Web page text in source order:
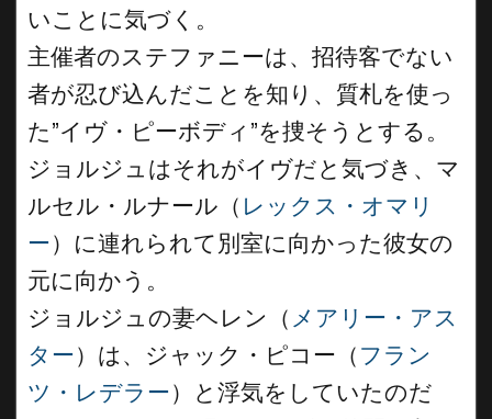
いことに気づく。
主催者のステファニーは、招待客でない
者が忍び込んだことを知り、質札を使っ
た”イヴ・ピーボディ”を捜そうとする。
ジョルジュはそれがイヴだと気づき、マ
ルセル・ルナール（ レックス・オマリ
ー）に連れられて別室に向かった彼女の
元に向かう。
ジョルジュの妻ヘレン（ メアリー・アス
ター）は、ジャック・ピコー（ フラン
ツ・レデラー）と浮気をしていたのだ